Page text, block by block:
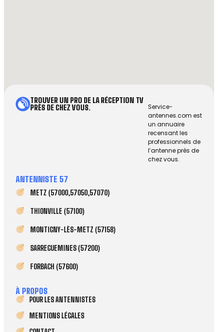
TROUVER UN PRO DE LA RÉCEPTION TV
PRÈS DE CHEZ VOUS.
Service-
antennes.com est
un annuaire
recensant les
professionnels de
l’antenne près de
chez vous.
ANTENNISTE 57
METZ (57000,57050,57070)
THIONVILLE (57100)
MONTIGNY-LÈS-METZ (57158)
SARREGUEMINES (57200)
FORBACH (57600)
À PROPOS
POUR LES ANTENNISTES
MENTIONS LÉGALES